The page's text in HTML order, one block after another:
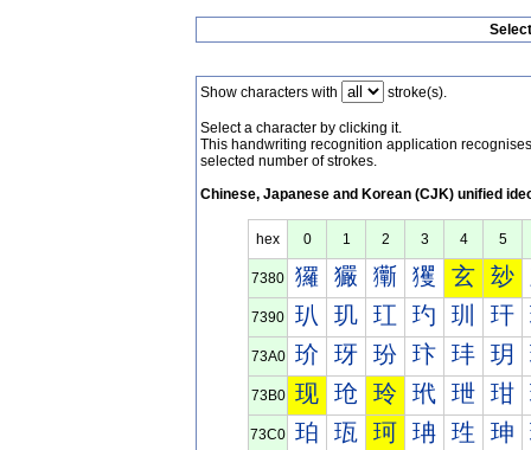
Show characters with stroke(s).
Select a character by clicking it.
This handwriting recognition application
selected number of strokes.
Chinese, Japanese and Korean (CJK) unified
hex 0 1 2 3 4 5
7380 玀 玁 玂 玃 玄 玅
7390 玐 玑 玒 玓 玔 玕
73A0 玠 玡 玢 玣 玤 玥
73B0 现 玱 玲 玳 玴 玵
73C0 珀 珁 珂 珃 珄 珅